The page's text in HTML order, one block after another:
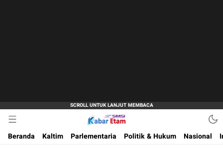
Kabar Etam
Akurat dan Terpercaya
Beranda
Kaltim Parlementaria Politik & Hukum Nasional